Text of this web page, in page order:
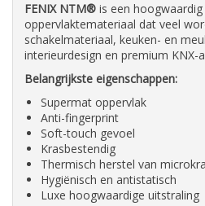
FENIX NTM® is een
oppervlaktemateriaal dat veel
schakelmateriaal, keuken- en
interieurdesign en premium KNX-
Belangrijkste eigenschappen:
Supermat oppervlak
Anti-fingerprint
Soft-touch gevoel
Krasbestendig
Thermisch herstel van
Hygiënisch en antistatisch
Luxe hoogwaardige uitstraling